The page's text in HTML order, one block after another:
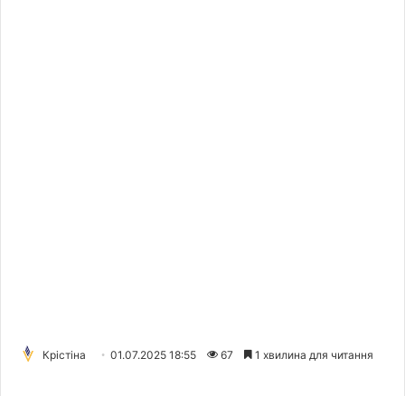
Крістіна 01.07.2025 18:55 67 1 хвилина для читання